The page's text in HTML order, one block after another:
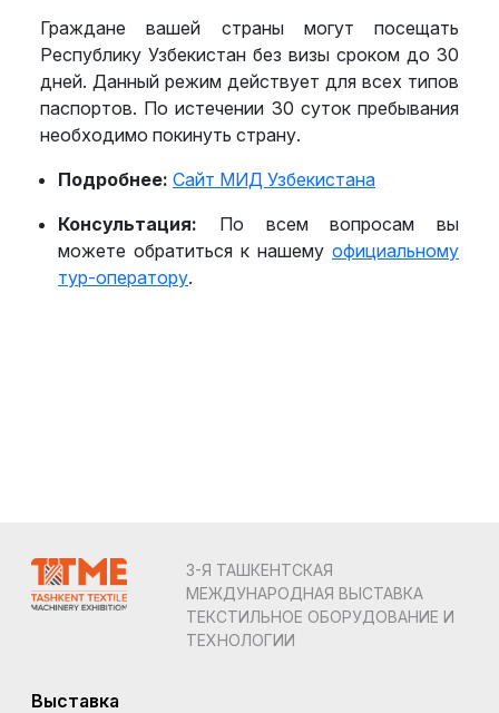
Барбадос
Бахрейн
Беларусь
Белиз
Бельгия
Бенин
Бруней
Граждане вашей страны могут посещать
Республику Узбекистан без визы сроком до 30
дней. Данный режим действует для всех типов
паспортов. По истечении 30 суток пребывания
необходимо покинуть страну.
Подробнее: Сайт МИД Узбекистана
Консультация: По всем вопросам вы
можете обратиться к нашему официальному
тур-оператору.
3-Я ТАШКЕНТСКАЯ
МЕЖДУНАРОДНАЯ ВЫСТАВКА
ТЕКСТИЛЬНОЕ ОБОРУДОВАНИЕ И
ТЕХНОЛОГИИ
Выставка